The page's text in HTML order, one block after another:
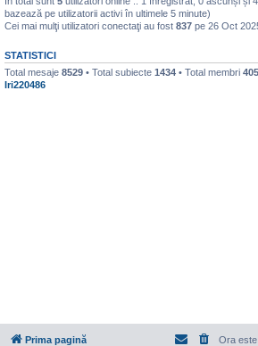
bazează pe utilizatorii activi în ultimele 5 minute)
Cei mai mulţi utilizatori conectaţi au fost 837 pe 26 Oct
STATISTICI
Total mesaje 8529 • Total subiecte 1434 • Total membri
Iri220486
Prima pagină Ora